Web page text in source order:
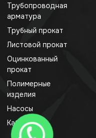
Трубопроводная
арматура
Трубный прокат
Листовой прокат
Оцинкованный
прокат
Полимерные
изделия
Насосы
Кабель